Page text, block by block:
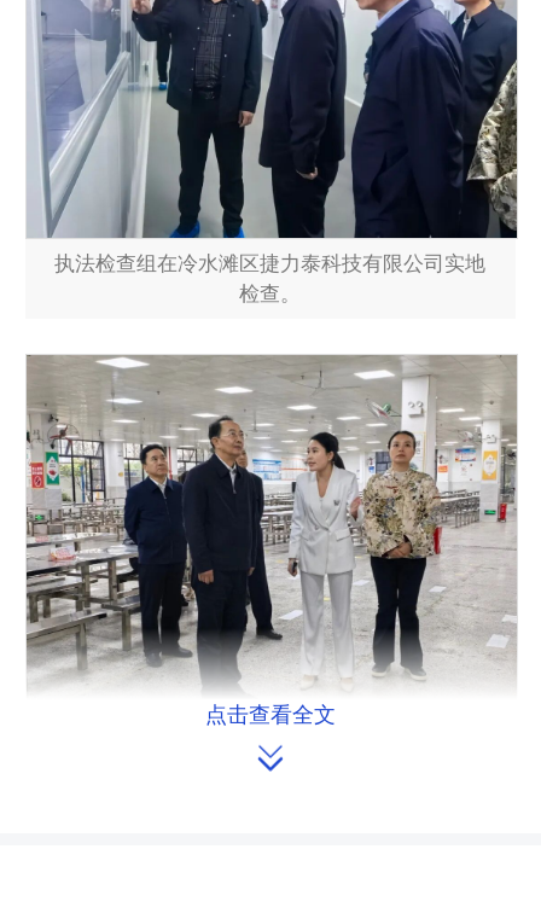
执法检查组在冷水滩区捷力泰科技有限公司实地
检查。
执法检查组在冷水滩区银象小学实地检查。
点击查看全文
